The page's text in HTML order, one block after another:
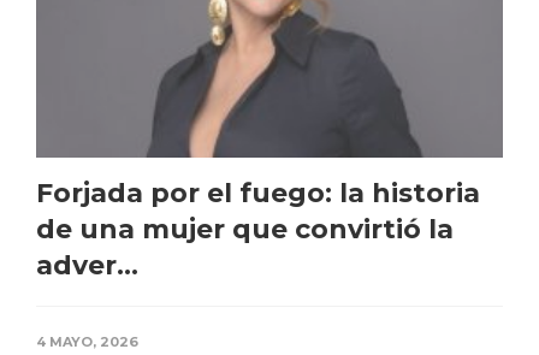
Forjada por el fuego: la historia
de una mujer que convirtió la
adver...
4 MAYO, 2026